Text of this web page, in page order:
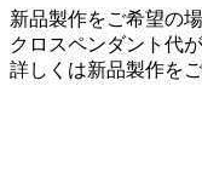
新品製作をご希望の
クロスペンダント代
詳しくは新品製作を